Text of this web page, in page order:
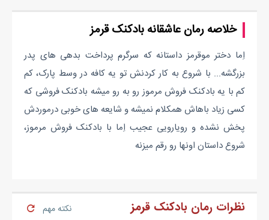
خلاصه رمان عاشقانه بادکنک قرمز
اِما دختر موقرمز داستانه که سرگرم پرداخت بدهی های پدر
بزرگشه... با شروع به کار کردنش تو یه کافه در وسط پارک، کم
کم با یه بادکنک فروش مرموز رو به رو میشه بادکنک فروشی که
کسی زیاد باهاش همکلام نمیشه و شایعه های خوبی درموردش
پخش نشده و رویارویی عجیب اِما با بادکنک فروش مرموز،
شروع داستان اونها رو رقم میزنه
نظرات رمان بادکنک قرمز نکته مهم